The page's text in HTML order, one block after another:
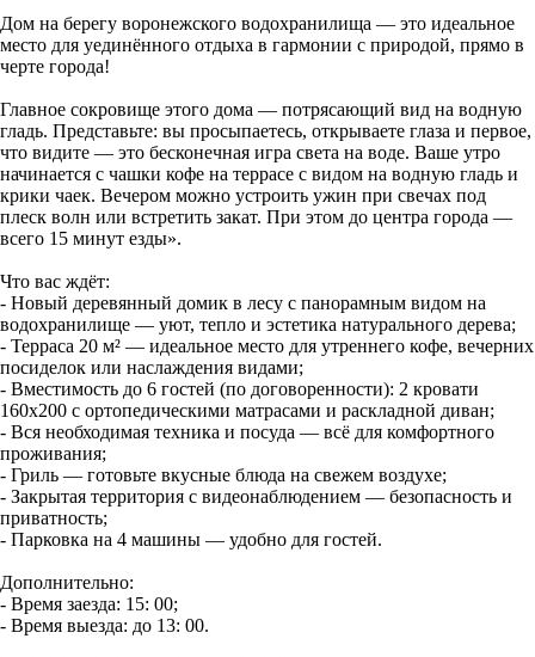
Дом на берегу воронежского водохранилища — это идеальное
место для уединённого отдыха в гармонии с природой, прямо в
черте города!
Главное сокровище этого дома — потрясающий вид на водную
гладь. Представьте: вы просыпаетесь, открываете глаза и первое,
что видите — это бесконечная игра света на воде. Ваше утро
начинается с чашки кофе на террасе с видом на водную гладь и
крики чаек. Вечером можно устроить ужин при свечах под
плеск волн или встретить закат. При этом до центра города —
всего 15 минут езды».
Что вас ждёт:
- Новый деревянный домик в лесу с панорамным видом на
водохранилище — уют, тепло и эстетика натурального дерева;
- Терраса 20 м² — идеальное место для утреннего кофе, вечерних
посиделок или наслаждения видами;
- Вместимость до 6 гостей (по договоренности): 2 кровати
160x200 с ортопедическими матрасами и раскладной диван;
- Вся необходимая техника и посуда — всё для комфортного
проживания;
- Гриль — готовьте вкусные блюда на свежем воздухе;
- Закрытая территория с видеонаблюдением — безопасность и
приватность;
- Парковка на 4 машины — удобно для гостей.
Дополнительно:
- Время заезда: 15: 00;
- Время выезда: до 13: 00.